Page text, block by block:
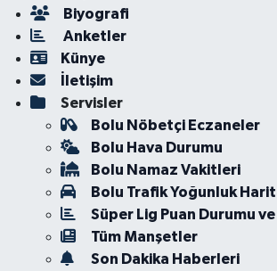
Biyografi
Anketler
Künye
İletişim
Servisler
Bolu Nöbetçi Eczaneler
Bolu Hava Durumu
Bolu Namaz Vakitleri
Bolu Trafik Yoğunluk
Süper Lig Puan Durumu
Tüm Manşetler
Son Dakika Haberleri